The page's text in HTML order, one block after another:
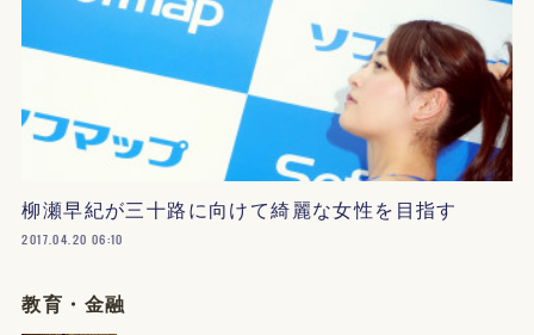
柳瀬早紀が三十路に向けて綺麗な女性を目指す
2017.04.20 06:10
教育・金融